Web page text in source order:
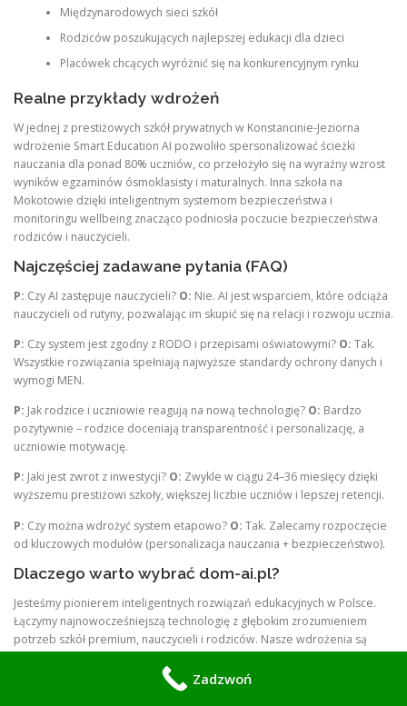
Międzynarodowych sieci szkół
Rodziców poszukujących najlepszej edukacji dla dzieci
Placówek chcących wyróżnić się na konkurencyjnym rynku
Realne przykłady wdrożeń
W jednej z prestiżowych szkół prywatnych w Konstancinie-Jeziorna
wdrożenie Smart Education AI pozwoliło spersonalizować ścieżki
nauczania dla ponad 80% uczniów, co przełożyło się na wyraźny wzrost
wyników egzaminów ósmoklasisty i maturalnych. Inna szkoła na
Mokotowie dzięki inteligentnym systemom bezpieczeństwa i
monitoringu wellbeing znacząco podniosła poczucie bezpieczeństwa
rodziców i nauczycieli.
Najczęściej zadawane pytania (FAQ)
P: Czy AI zastępuje nauczycieli? O: Nie. AI jest wsparciem, które odciąża
nauczycieli od rutyny, pozwalając im skupić się na relacji i rozwoju ucznia.
P: Czy system jest zgodny z RODO i przepisami oświatowymi? O: Tak.
Wszystkie rozwiązania spełniają najwyższe standardy ochrony danych i
wymogi MEN.
P: Jak rodzice i uczniowie reagują na nową technologię? O: Bardzo
pozytywnie – rodzice doceniają transparentność i personalizację, a
uczniowie motywację.
P: Jaki jest zwrot z inwestycji? O: Zwykle w ciągu 24–36 miesięcy dzięki
wyższemu prestiżowi szkoły, większej liczbie uczniów i lepszej retencji.
P: Czy można wdrożyć system etapowo? O: Tak. Zalecamy rozpoczęcie
od kluczowych modułów (personalizacja nauczania + bezpieczeństwo).
Dlaczego warto wybrać dom-ai.pl?
Jesteśmy pionierem inteligentnych rozwiązań edukacyjnych w Polsce.
Łączymy najnowocześniejszą technologię z głębokim zrozumieniem
potrzeb szkół premium, nauczycieli i rodziców. Nasze wdrożenia są
nastawione na realne efekty edukacyjne oraz biznesowe.
Zadzwoń